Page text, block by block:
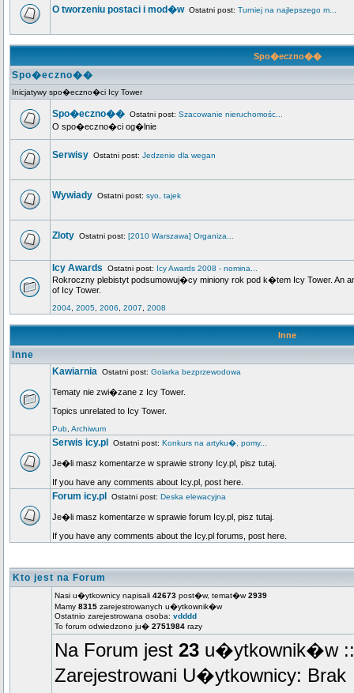
O tworzeniu postaci i mod�wOstatni post: Turniej na najlepszego m...
Spo�eczno��
Spo�eczno��
Inicjatywy spo�eczno�ci Icy Tower
Spo�eczno�� Ostatni post: Szacowanie nieruchomośc...
O spo�eczno�ci og�lnie
Serwisy Ostatni post: Jedzenie dla wegan
Wywiady Ostatni post: syo, tajek
Zloty Ostatni post: [2010 Warszawa] Organiza...
Icy Awards Ostatni post: Icy Awards 2008 - nomina...
Rokroczny plebistyt podsumowuj�cy miniony rok pod k�tem Icy Tower. An
of Icy Tower.
2004 2005 2006 2007 2008
Inne
Inne
Kawiarnia Ostatni post: Golarka bezprzewodowa
Tematy nie zwi�zane z Icy Tower.
Topics unrelated to Icy Tower.
Pub Archiwum
Serwis icy.pl Ostatni post: Konkurs na artyku�, pomy...
Je�li masz komentarze w sprawie strony Icy.pl, pisz tutaj.
If you have any comments about Icy.pl, post here.
Forum icy.pl Ostatni post: Deska elewacyjna
Je�li masz komentarze w sprawie forum Icy.pl, pisz tutaj.
If you have any comments about the Icy.pl forums, post here.
Kto jest na Forum
Nasi u�ytkownicy napisali 42673 post�w, temat�w2939
Mamy 8315 zarejestrowanych u�ytkownik�w
Ostatnio zarejestrowana osoba: vdddd
To forum odwiedzono ju� 2751984 razy
Na Forum jest 23 u�ytkownik�w ::
Zarejestrowani U�ytkownicy: Brak